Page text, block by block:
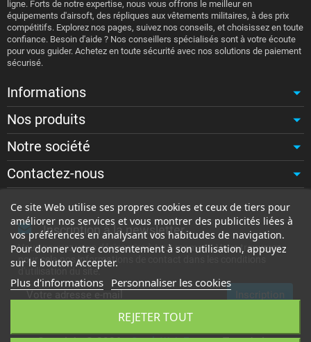
Ce site Web utilise ses propres cookies et ceux de tiers pour
améliorer nos services et vous montrer des publicités liées à
vos préférences en analysant vos habitudes de navigation.
Pour donner votre consentement à son utilisation, appuyez
sur le bouton Accepter.
Plus d'informations Personnaliser les cookies
REJETER TOUT
ligne. Forts de notre expertise, nous vous offrons le meilleur en
équipements d'airsoft, des répliques aux vêtements militaires, à des prix
compétitifs. Explorez nos pages, suivez nos conseils, et choisissez en toute
confiance. Besoin d'aide ? Nos conseillers spécialisés sont à votre écoute
pour vous guider. Achetez en toute sécurité avec nos solutions de paiement
sécurisé.
Informations
Nos produits
Notre société
Contactez-nous
Inscription à la newsletter
Vous pouvez vous désinscrire à tout moment. Vous trouverez
pour cela nos informations de contact dans les conditions
d'utilisation du site.